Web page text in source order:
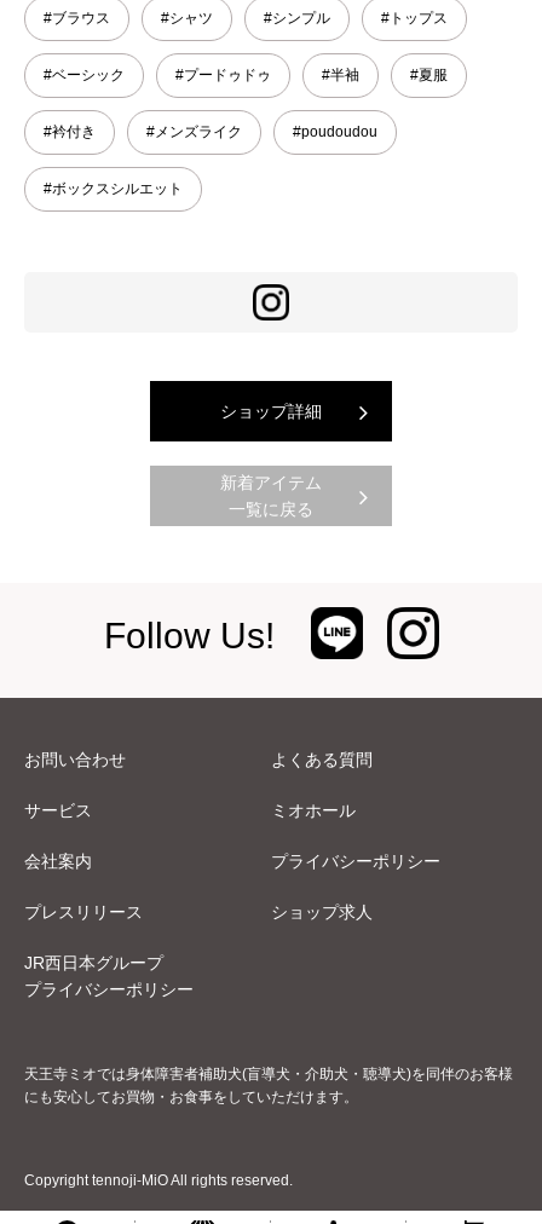
#ブラウス #シャツ #シンプル #トップス
#ベーシック #プードゥドゥ #半袖 #夏服
#衿付き #メンズライク #poudoudou
#ボックスシルエット
ショップ詳細
新着アイテム
一覧に戻る
Follow Us!
お問い合わせ よくある質問
サービス ミオホール
会社案内 プライバシーポリシー
プレスリリース ショップ求人
JR西日本グループ
プライバシーポリシー
天王寺ミオでは身体障害者補助犬(盲導犬・介助犬・聴導犬)を同伴のお客様
にも安心してお買物・お食事をしていただけます。
Copyright tennoji-MiO All rights reserved.